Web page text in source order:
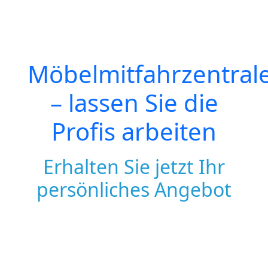
– lassen Sie die
Profis arbeiten
Erhalten Sie jetzt Ihr
persönliches Angebot